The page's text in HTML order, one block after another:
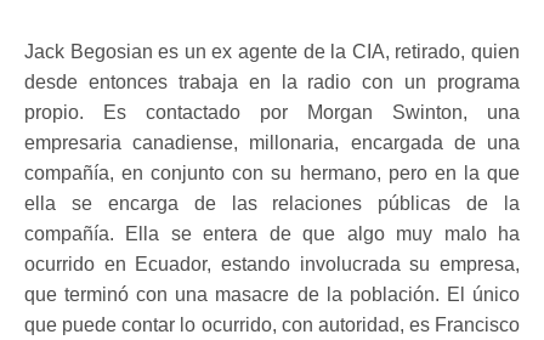
Jack Begosian es un ex agente de la CIA, retirado, quien
desde entonces trabaja en la radio con un programa
propio. Es contactado por Morgan Swinton, una
empresaria canadiense, millonaria, encargada de una
compañía, en conjunto con su hermano, pero en la que
ella se encarga de las relaciones públicas de la
compañía. Ella se entera de que algo muy malo ha
ocurrido en Ecuador, estando involucrada su empresa,
que terminó con una masacre de la población. El único
que puede contar lo ocurrido, con autoridad, es Francisco